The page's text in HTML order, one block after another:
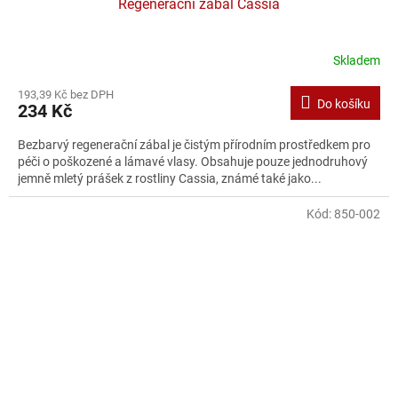
Regenerační zábal Cassia
Skladem
193,39 Kč bez DPH
234 Kč Do košíku
Bezbarvý regenerační zábal je čistým přírodním prostředkem pro
péči o poškozené a lámavé vlasy. Obsahuje pouze jednodruhový
jemně mletý prášek z rostliny Cassia, známé také jako...
Kód: 850-002